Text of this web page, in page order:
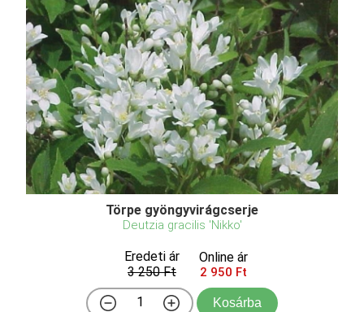
Törpe gyöngyvirágcserje
Deutzia gracilis 'Nikko'
Eredeti ár
3 250 Ft
Online ár
2 950 Ft
Kosárba